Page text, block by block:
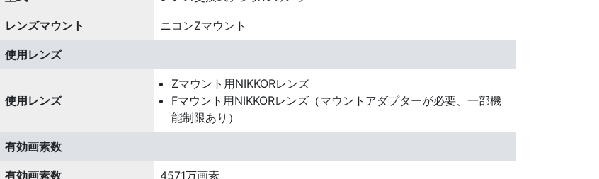
レンズマウント ニコンZマウント
使用レンズ
使用レンズ
Zマウント用NIKKORレンズ
Fマウント用NIKKORレンズ（マウントアダプターが必要、一部機
能制限あり）
有効画素数
有効画素数 4571万画素